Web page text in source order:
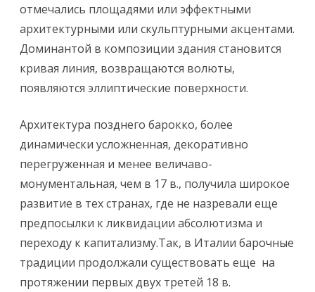
отмечались площадями или эффектными
архитектурными или скульптурными акцентами.
Доминантой в композиции здания становится
кривая линия, возвращаются волюты,
появляются эллиптические поверхности.
Архитектура позднего барокко, более
динамически усложненная, декоративно
перегруженная и менее величаво-
монументальная, чем в 17 в., получила широкое
развитие в тех странах, где не назревали еще
предпосылки к ликвидации абсолютизма и
переходу к капитализму.Так, в Италии барочные
традиции продолжали существовать еще на
протяжении первых двух третей 18 в.